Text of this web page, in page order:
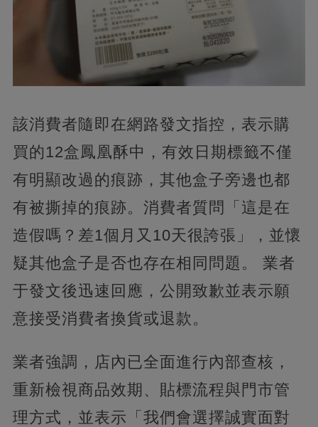
該消費者隨即在網路發文指控，表示購
買的12盒鳳凰酥中，有效日期標籤不僅
有明顯改過的痕跡，其他盒子旁邊也都
有被撕掉的痕跡。消費者質問「這是在
造假嗎？差1個月又10天很誇張」，並懷
疑其他盒子是否也存在相同問題。 業者
于發文後迅速回應，公開致歉並表示願
意接受消費者換貨或退款。
業者強調，店內已全面進行內部查核，
重新檢視商品效期、貼標流程與門市管
理方式，並表示「我們會選擇誠實面對